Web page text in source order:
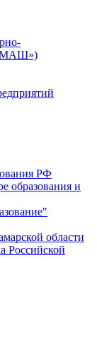
РФ
образования и
области
Российской